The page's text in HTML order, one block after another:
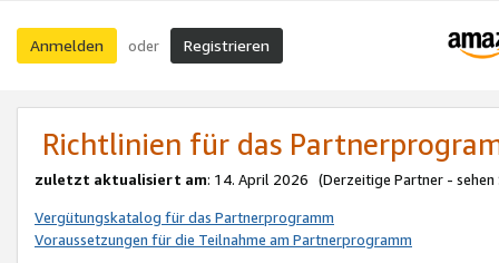
Anmelden oder Registrieren
Richtlinien für das
zuletzt aktualisiert am: 14. April 2026 (Derzeitige Partner - sehen
Vergütungskatalog für das Partnerprogramm
Voraussetzungen für die Teilnahme am Partnerprogramm